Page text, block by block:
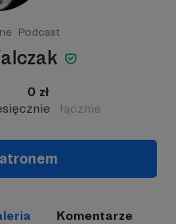
Podcast
0 zł
łącznie
Komentarze